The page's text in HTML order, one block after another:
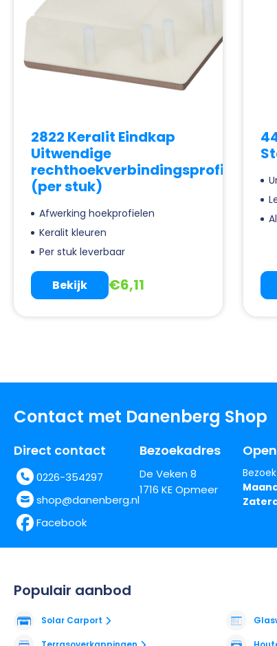
2822 Keralit Eindkap
Uitwendige
rechthoekverbindingsprofiel
(per stuk)
Afwerking hoekprofielen
Keralit kleuren
Per stuk leverbaar
€6,11
Bekijk
Contact met Danenberg Shop
Direct contact
0226-354297
shop@danenberg.nl
Facebook
Bezoekadres
De Veken 8
1716 KE Opmeer
Populair aanbod
Solar Carport